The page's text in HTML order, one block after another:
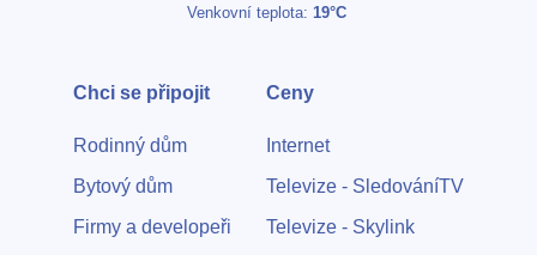
Venkovní teplota: 19°C
Chci se připojit
Rodinný dům
Bytový dům
Firmy a developeři
Ceny
Internet
Televize - SledováníTV
Televize - Skylink